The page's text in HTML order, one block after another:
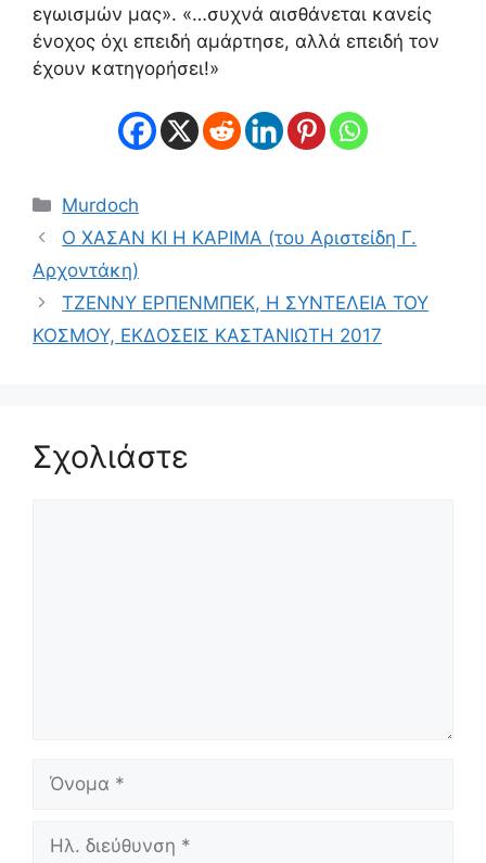
εγωισμών μας». «…συχνά αισθάνεται κανείς
ένοχος όχι επειδή αμάρτησε, αλλά επειδή τον
έχουν κατηγορήσει!»
Κατηγορίες
Murdoch
Ο ΧΑΣΑΝ ΚΙ Η ΚΑΡΙΜΑ (του Αριστείδη Γ.
Αρχοντάκη)
ΤΖΕΝΝΥ ΕΡΠΕΝΜΠΕΚ, Η ΣΥΝΤΕΛΕΙΑ ΤΟΥ
ΚΟΣΜΟΥ, ΕΚΔΟΣΕΙΣ ΚΑΣΤΑΝΙΩΤΗ 2017
Σχολιάστε
Όνομα
Ηλ.